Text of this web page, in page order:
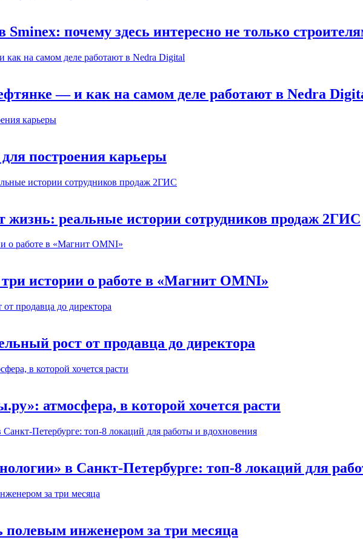
почему здесь интересно не только
— и как на самом деле работают в Nedra
построения карьеры
жизнь: реальные истории сотрудников продаж 2ГИС
истории о работе в «Магнит OMNI»
рост от продавца до директора
атмосфера, в которой хочется расти
в Санкт-Петербурге: топ-8 локаций для
инженером за три месяца